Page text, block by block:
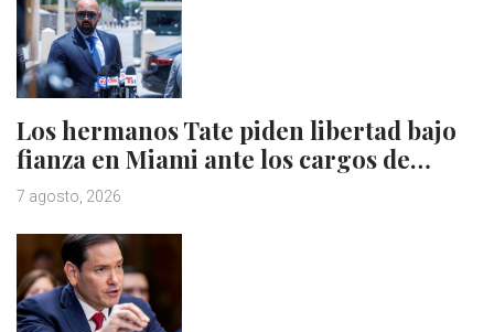
Los hermanos Tate piden libertad bajo
fianza en Miami ante los cargos de…
7 agosto, 2026